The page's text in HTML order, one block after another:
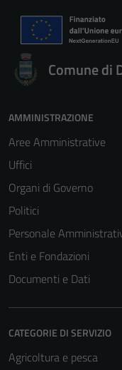
Comune di
AMMINISTRAZIONE
Aree Amministrative
Uffici
Organi di Governo
Politici
Personale
Enti e Fondazioni
Documenti e Dati
CATEGORIE DI SERVIZIO
Agricoltura e pesca